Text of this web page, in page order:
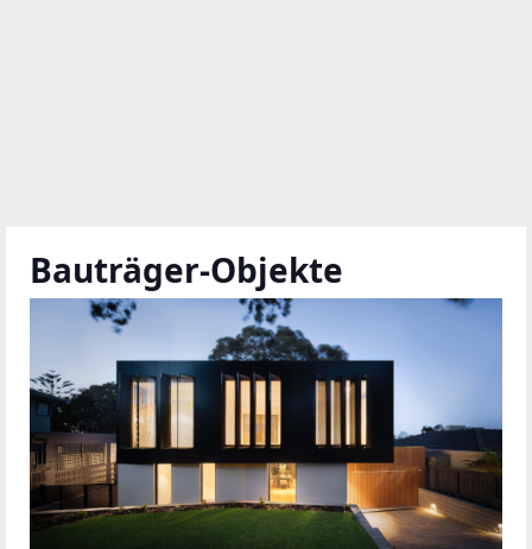
Bauträger-Objekte